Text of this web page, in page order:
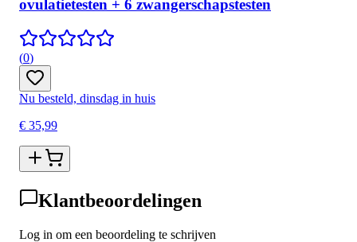
ovulatietesten + 6 zwangerschapstesten
(0)
Nu besteld, dinsdag in huis
€ 35,99
Klantbeoordelingen
Log in om een beoordeling te schrijven